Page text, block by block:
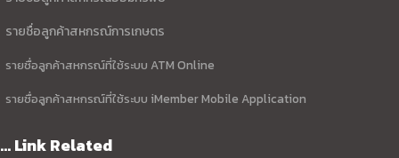
รายชื่อลูกค้าสหกรณ์การเกษตร
รายชื่อลูกค้าสหกรณ์ที่ใช้ระบบ ATM Online
รายชื่อลูกค้าสหกรณ์ที่ใช้ระบบ iMember Mobile Application
... Link Related